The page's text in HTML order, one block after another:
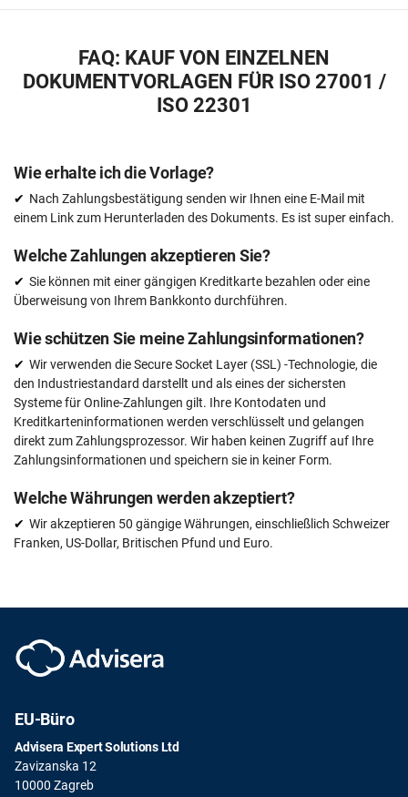
FAQ: KAUF VON EINZELNEN
DOKUMENTVORLAGEN FÜR ISO 27001 /
ISO 22301
Wie erhalte ich die Vorlage?
Nach Zahlungsbestätigung senden wir Ihnen eine E-Mail mit
einem Link zum Herunterladen des Dokuments. Es ist super einfach.
Welche Zahlungen akzeptieren Sie?
Sie können mit einer gängigen Kreditkarte bezahlen oder eine
Überweisung von Ihrem Bankkonto durchführen.
Wie schützen Sie meine Zahlungsinformationen?
Wir verwenden die Secure Socket Layer (SSL) -Technologie, die
den Industriestandard darstellt und als eines der sichersten
Systeme für Online-Zahlungen gilt. Ihre Kontodaten und
Kreditkarteninformationen werden verschlüsselt und gelangen
direkt zum Zahlungsprozessor. Wir haben keinen Zugriff auf Ihre
Zahlungsinformationen und speichern sie in keiner Form.
Welche Währungen werden akzeptiert?
Wir akzeptieren 50 gängige Währungen, einschließlich Schweizer
Franken, US-Dollar, Britischen Pfund und Euro.
EU-Büro
Advisera Expert Solutions Ltd
Zavizanska 12
10000 Zagreb